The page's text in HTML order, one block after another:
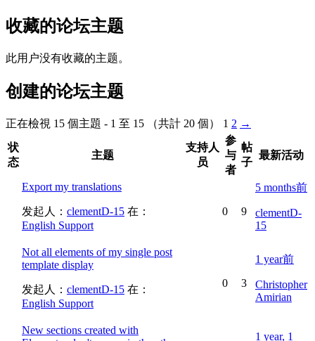
收藏的论坛主题
此用户没有收藏的主题。
创建的论坛主题
正在檢視 15 個主題 - 1 至 15 （共計 20 個） 1 2 →
状
态
主题
支持人
员
参
与
者
帖
子
最新活动
Export my translations
发起人： clementD-15 在：
English Support
0 9
5 months前
clementD-
15
Not all elements of my single post
template display
发起人： clementD-15 在：
English Support
0 3
1 year前
Christopher
Amirian
New sections created with
1 year, 1